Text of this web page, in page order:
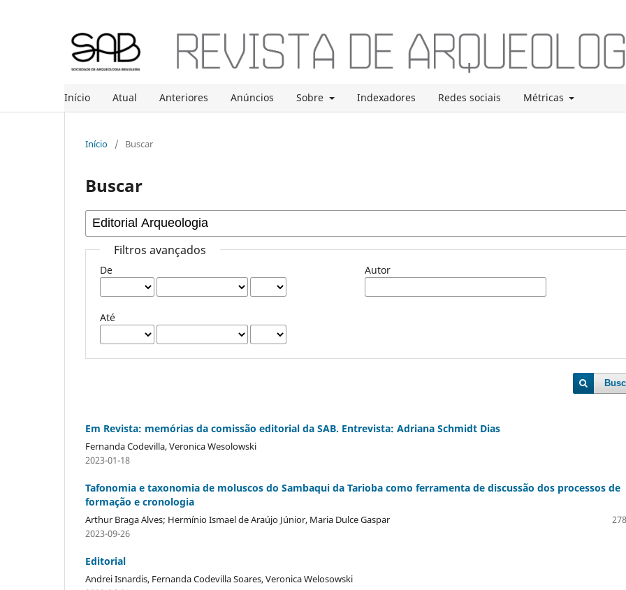
Início Atual Anteriores Anúncios Sobre Indexadores Redes sociais Métricas
Início / Buscar
Buscar
Filtros avançados
De
Até
Autor
Em Revista: memórias da comissão editorial da SAB. Entrevista: Adriana Schmidt Dias
Fernanda Codevilla, Veronica Wesolowski
2023-01-18
Tafonomia e taxonomia de moluscos do Sambaqui da Tarioba como ferramenta de discussão dos processos de
formação e cronologia
Arthur Braga Alves; Hermínio Ismael de Araújo Júnior, Maria Dulce Gaspar
2023-09-26
Editorial
Andrei Isnardis, Fernanda Codevilla Soares, Veronica Welosowski